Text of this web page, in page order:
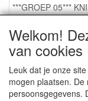
Welkom!
van cookies
Leuk dat je onze
mogen plaatsen.
persoonsgegevens.
***GROEP 05***
***GROEP 06***
***GROEP 07***
***GROEP 08***
***GROEP 09***